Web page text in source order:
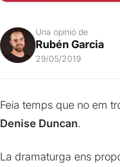
Una opinió de
Rubén Garcia
29/05/2019
Feia temps que no em
Denise Duncan.
La dramaturga ens